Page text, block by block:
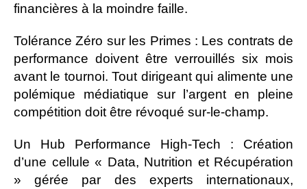
financières à la moindre faille.
Tolérance Zéro sur les Primes : Les contrats de
performance doivent être verrouillés six mois
avant le tournoi. Tout dirigeant qui alimente une
polémique médiatique sur l’argent en pleine
compétition doit être révoqué sur-le-champ.
Un Hub Performance High-Tech : Création
d’une cellule « Data, Nutrition et Récupération
» gérée par des experts internationaux,